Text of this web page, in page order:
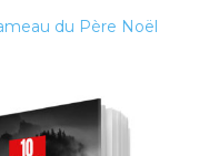
du Père Noël